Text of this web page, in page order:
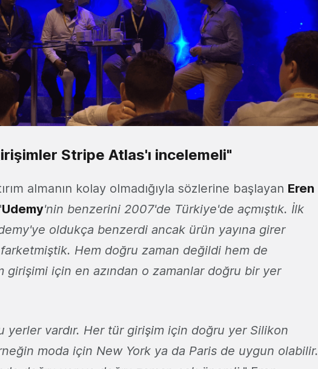
Stripe Atlas'ı incelemeli"
almanın kolay olmadığıyla sözlerine başlayan Eren
Udemy'nin benzerini 2007'de Türkiye'de açmıştık. İlk
oldukça benzerdi ancak ürün yayına girer
farketmiştik. Hem doğru zaman değildi hem de
için en azından o zamanlar doğru bir yer
yerler vardır. Her tür girişim için doğru yer Silikon
moda için New York ya da Paris de uygun olabilir.